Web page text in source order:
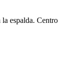
espalda. Centro